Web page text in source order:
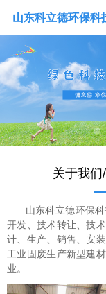
山东科立德环保科
关于我们/
山东科立德环保科
开发、技术转让、技
计、生产、销售、安
工业固废生产新型建
业。